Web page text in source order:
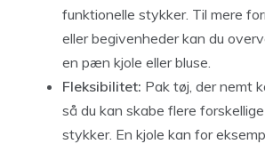
funktionelle stykker. Til mere
eller begivenheder kan du
en pæn kjole eller bluse.
Fleksibilitet: Pak tøj, der nemt
så du kan skabe flere
stykker. En kjole kan for